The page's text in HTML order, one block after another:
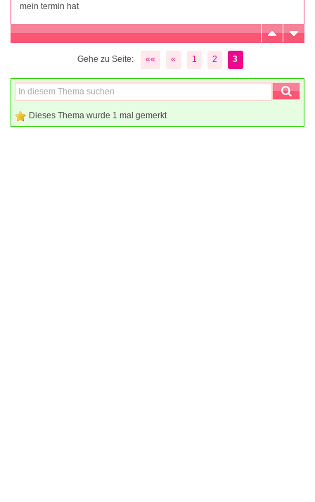
mein termin hat
Gehe zu Seite: «« « 1 2 3
Dieses Thema wurde 1 mal gemerkt